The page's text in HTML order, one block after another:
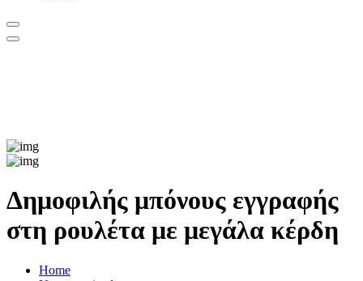
Δημοφιλής μπόνους εγγραφής
στη ρουλέτα με μεγάλα κέρδη
Home